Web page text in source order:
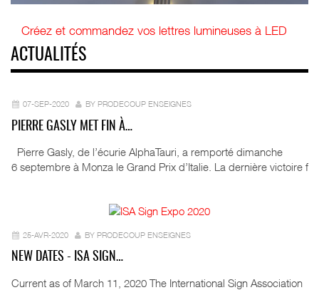
Créez et commandez vos lettres lumineuses à LED
ACTUALITÉS
07-SEP-2020 BY PRODECOUP ENSEIGNES
PIERRE GASLY MET FIN À…
Pierre Gasly, de l’écurie AlphaTauri, a remporté dimanche
6 septembre à Monza le Grand Prix d’Italie. La dernière victoire f
25-AVR-2020 BY PRODECOUP ENSEIGNES
NEW DATES - ISA SIGN…
Current as of March 11, 2020 The International Sign Association